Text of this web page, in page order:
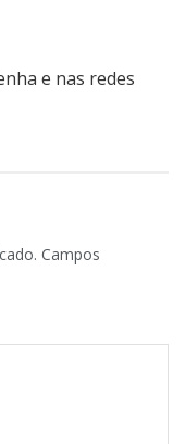
e nas redes
Campos